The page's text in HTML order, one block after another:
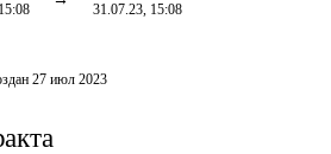
31.07.23, 15:08
27 июл 2023